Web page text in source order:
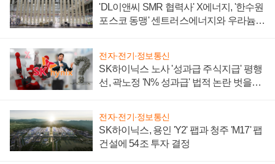
'DL이앤씨 SMR 협력사' X에너지, '한수원
포스코 동맹' 센트러스에너지와 우라늄
전자·전기·정보통신
SK하이닉스 노사 '성과급 주식지급' 평행
선, 곽노정 'N% 성과급' 법적 논란 벗을지
전자·전기·정보통신
SK하이닉스, 용인 'Y2' 팹과 청주 'M17' 팹
건설에 54조 투자 결정